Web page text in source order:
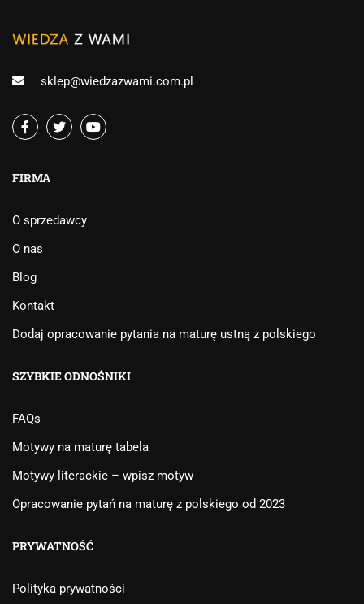
sklep@wiedzazwami.com.pl
FIRMA
O sprzedawcy
O nas
Blog
Kontakt
Dodaj opracowanie pytania na maturę ustną z polskiego
SZYBKIE ODNOŚNIKI
FAQs
Motywy na maturę tabela
Motywy literackie – wpisz motyw
Opracowanie pytań na maturę z polskiego od 2023
PRYWATNOŚĆ
Polityka prywatności